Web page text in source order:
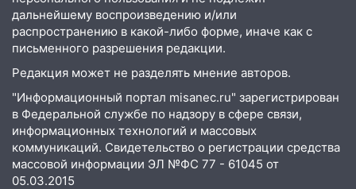
18:02 В Ульяновск едут звезды
баскетбола!
17:08 Ульяновский областной суд
оставил в силе приговор руководству
«УльяновскФармации» за махинации на
3,2 млн рублей
16:09 Ветераны легкой атлетики из
Ульяновска успешно выступили на
Чемпионате России
дальнейшему воспроизведению и/или
распространению в какой-либо форме, иначе как с
письменного разрешения редакции.
Редакция может не разделять мнение авторов.
"Информационный портал misanec.ru" зарегистрирован
в Федеральной службе по надзору в сфере связи,
информационных технологий и массовых
коммуникаций. Свидетельство о регистрации средства
массовой информации ЭЛ №ФС 77 - 61045 от
05.03.2015